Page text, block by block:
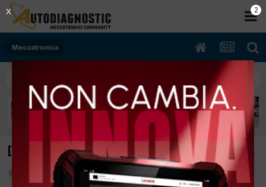
Meccatronica
[Nuova Panda 1.3 Mjet] A volte non parte
2
X